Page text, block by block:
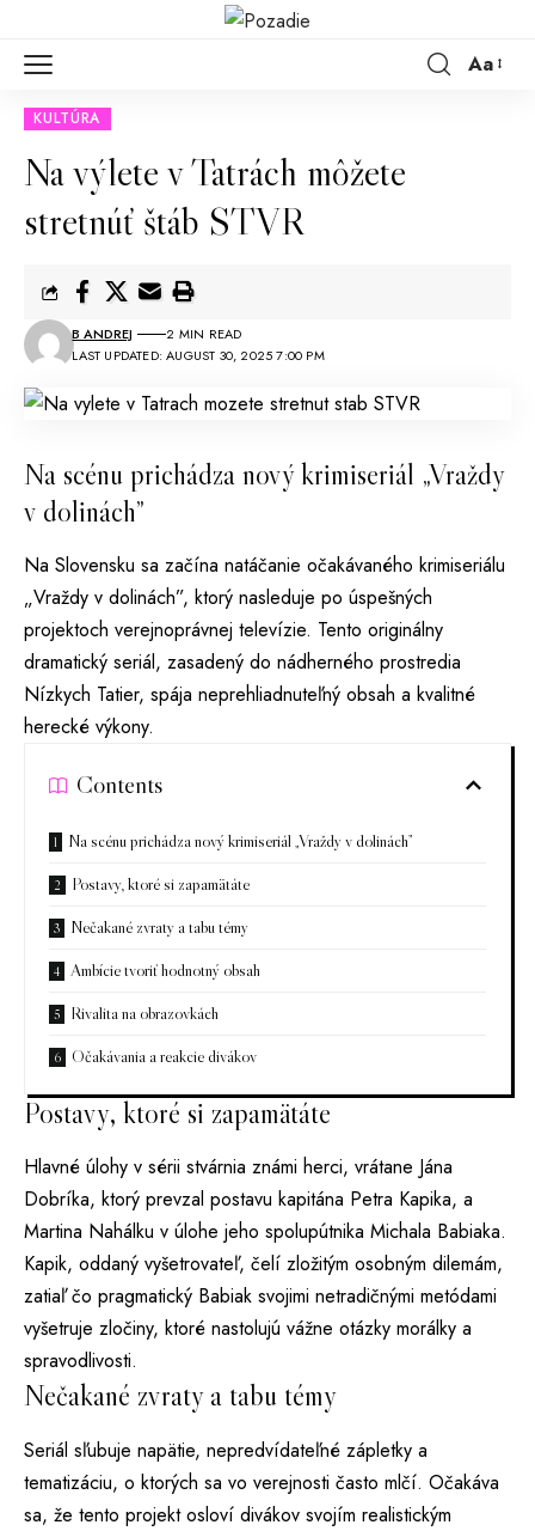
Aa
KULTÚRA
Na výlete v Tatrách môžete
stretnúť štáb STVR
LAST UPDATED: AUGUST 30, 2025 7:00 PM
B ANDREJ 2 MIN READ
Na scénu prichádza nový krimiseriál „Vraždy
v dolinách”
Na Slovensku sa začína natáčanie očakávaného krimiseriálu
„Vraždy v dolinách”, ktorý nasleduje po úspešných
projektoch verejnoprávnej televízie. Tento originálny
dramatický seriál, zasadený do nádherného prostredia
Nízkych Tatier, spája neprehliadnuteľný obsah a kvalitné
herecké výkony.
Contents
Na scénu prichádza nový krimiseriál „Vraždy v dolinách”
Postavy, ktoré si zapamätáte
Nečakané zvraty a tabu témy
Ambície tvoriť hodnotný obsah
Rivalita na obrazovkách
Očakávania a reakcie divákov
Postavy, ktoré si zapamätáte
Hlavné úlohy v sérii stvárnia známi herci, vrátane Jána
Dobríka, ktorý prevzal postavu kapitána Petra Kapika, a
Martina Nahálku v úlohe jeho spolupútnika Michala Babiaka.
Kapik, oddaný vyšetrovateľ, čelí zložitým osobným dilemám,
zatiaľ čo pragmatický Babiak svojimi netradičnými metódami
vyšetruje zločiny, ktoré nastolujú vážne otázky morálky a
spravodlivosti.
Nečakané zvraty a tabu témy
Seriál sľubuje napätie, nepredvídateľné zápletky a
tematizáciu, o ktorých sa vo verejnosti často mlčí. Očakáva
sa, že tento projekt osloví divákov svojím realistickým